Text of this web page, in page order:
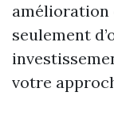
amélioration
seulement
votre